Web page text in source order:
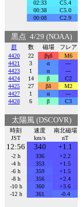
02:33
C5.4
00:38
C5.0
00:08
C2.9
黒点 4/29 (NOAA)
群 数 磁場
フレア
4420
22 βγδ
M6
4421
3 α
---
4423
1 α
---
4424
14 β
C2
4425
27 βδ
M2
4427
1 α
---
4428
6 β C3
太陽風 (DSCOVR)
時刻
JST
速度
km/s
南北磁場
nT
12:56 340 +1.1
-2 h 336
+2.2
-4 h
353
+1.5
-6 h
359
+1.5
-8 h
356
+2.4
-10 h
360
+3.6
-12 h
361 -0.4